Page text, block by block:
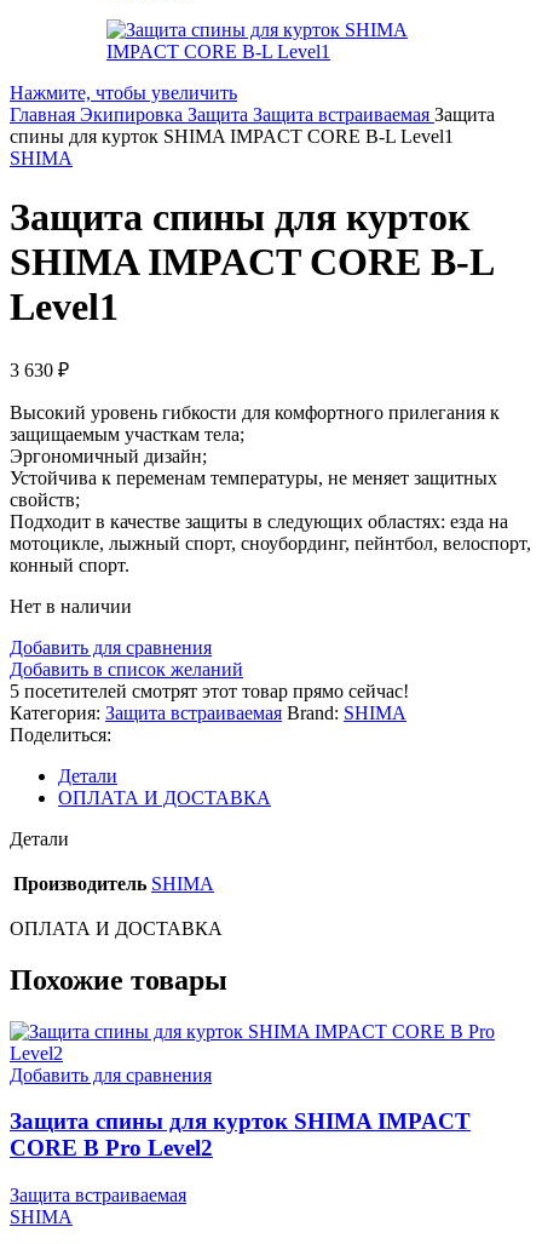
Нажмите, чтобы увеличить
Главная Экипировка Защита Защита встраиваемая Защита
спины для курток SHIMA IMPACT CORE B-L Level1
SHIMA
Защита спины для курток
SHIMA IMPACT CORE B-L
Level1
3 630 ₽
Высокий уровень гибкости для комфортного прилегания к
защищаемым участкам тела;
Эргономичный дизайн;
Устойчива к переменам температуры, не меняет защитных
свойств;
Подходит в качестве защиты в следующих областях: езда на
мотоцикле, лыжный спорт, сноубординг, пейнтбол, велоспорт,
конный спорт.
Нет в наличии
Добавить для сравнения
Добавить в список желаний
5 посетителей смотрят этот товар прямо сейчас!
Категория: Защита встраиваемая Brand: SHIMA
Поделиться:
Детали
ОПЛАТА И ДОСТАВКА
Детали
Производитель SHIMA
ОПЛАТА И ДОСТАВКА
Похожие товары
Добавить для сравнения
Защита спины для курток SHIMA IMPACT
CORE B Pro Level2
Защита встраиваемая
SHIMA